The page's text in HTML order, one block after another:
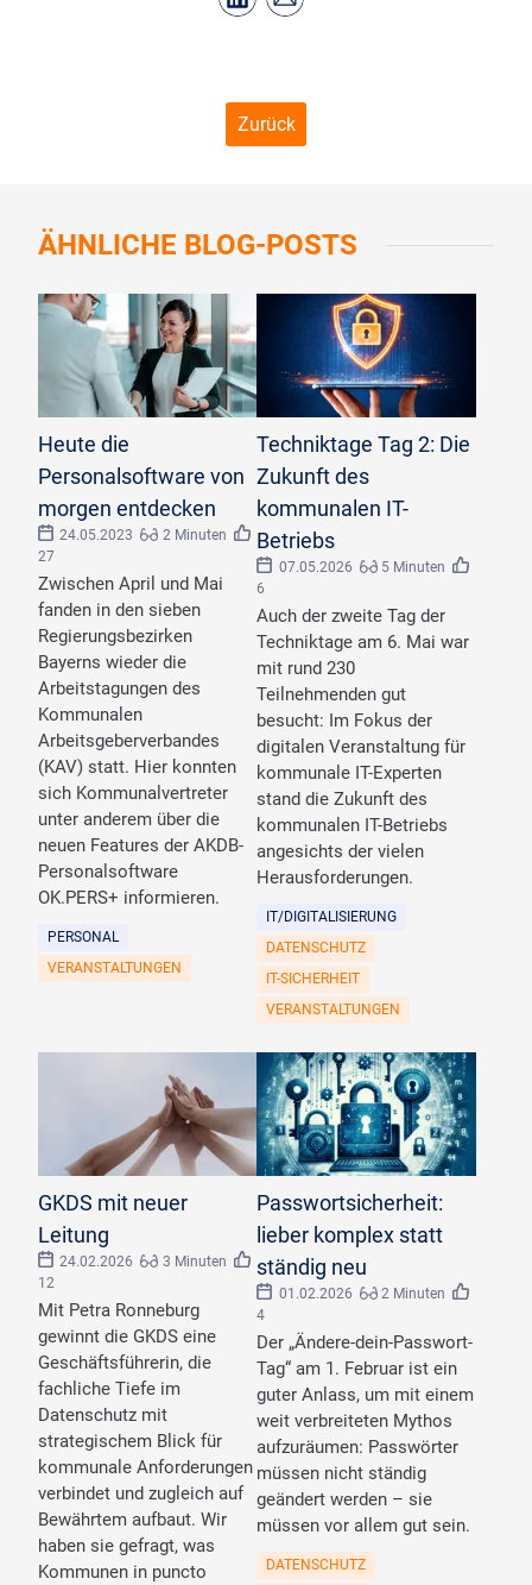
Zurück
ÄHNLICHE BLOG-POSTS
Heute die
Personalsoftware von
morgen entdecken
24.05.2023
2 Minuten
27
Zwischen April und Mai
fanden in den sieben
Regierungsbezirken
Bayerns wieder die
Arbeitstagungen des
Kommunalen
Arbeitsgeberverbandes
(KAV) statt. Hier konnten
sich Kommunalvertreter
unter anderem über die
neuen Features der AKDB-
Personalsoftware
OK.PERS+ informieren.
PERSONAL
VERANSTALTUNGEN
Techniktage Tag 2: Die
Zukunft des
kommunalen IT-
Betriebs
07.05.2026
5 Minuten
6
Auch der zweite Tag der
Techniktage am 6. Mai war
mit rund 230
Teilnehmenden gut
besucht: Im Fokus der
digitalen Veranstaltung für
kommunale IT-Experten
stand die Zukunft des
kommunalen IT-Betriebs
angesichts der vielen
Herausforderungen.
IT/DIGITALISIERUNG
DATENSCHUTZ
IT-SICHERHEIT
VERANSTALTUNGEN
GKDS mit neuer
Leitung
24.02.2026
3 Minuten
12
Mit Petra Ronneburg
gewinnt die GKDS eine
Geschäftsführerin, die
fachliche Tiefe im
Datenschutz mit
strategischem Blick für
kommunale Anforderungen
verbindet und zugleich auf
Bewährtem aufbaut. Wir
haben sie gefragt, was
Kommunen in puncto
Passwortsicherheit:
lieber komplex statt
ständig neu
01.02.2026
2 Minuten
4
Der „Ändere-dein-Passwort-
Tag“ am 1. Februar ist ein
guter Anlass, um mit einem
weit verbreiteten Mythos
aufzuräumen: Passwörter
müssen nicht ständig
geändert werden – sie
müssen vor allem gut sein.
DATENSCHUTZ